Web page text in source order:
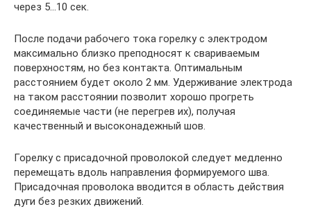
через 5…10 сек.
После подачи рабочего тока горелку с электродом
максимально близко преподносят к свариваемым
поверхностям, но без контакта. Оптимальным
расстоянием будет около 2 мм. Удерживание электрода
на таком расстоянии позволит хорошо прогреть
соединяемые части (не перегрев их), получая
качественный и высоконадежный шов.
Горелку с присадочной проволокой следует медленно
перемещать вдоль направления формируемого шва.
Присадочная проволока вводится в область действия
дуги без резких движений.